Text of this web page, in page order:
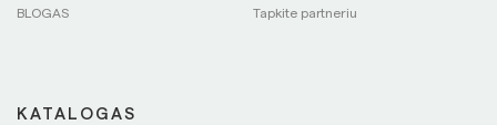
BLOGAS Tapkite partneriu
KATALOGAS